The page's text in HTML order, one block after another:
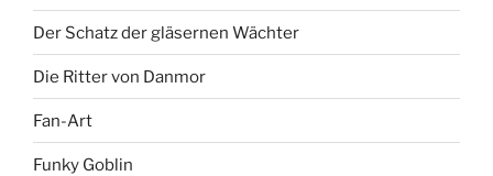
Der Schatz der gläsernen Wächter
Die Ritter von Danmor
Fan-Art
Funky Goblin